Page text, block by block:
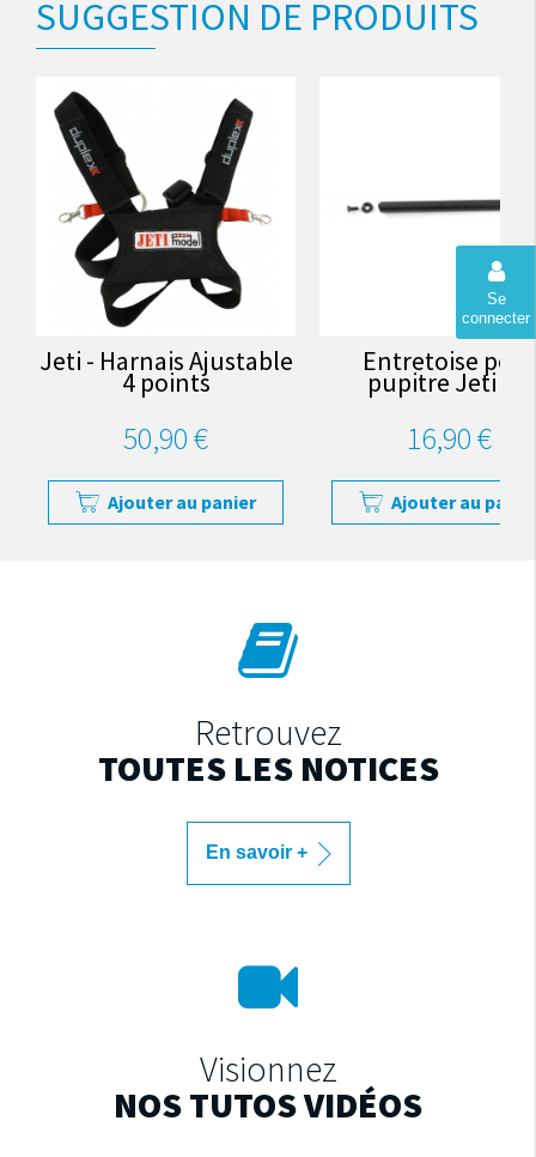
Se
connecter
SUGGESTION DE PRODUITS
Jeti - Harnais Ajustable
4 points
50,90 €
Ajouter au panier
Entretoise pour
pupitre Jeti DS
16,90 €
Ajouter au
Retrouvez
TOUTES LES NOTICES
En savoir +
Visionnez
NOS TUTOS VIDÉOS